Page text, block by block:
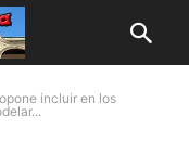
incluir en los